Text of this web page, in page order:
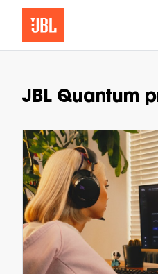
JBL Quantum